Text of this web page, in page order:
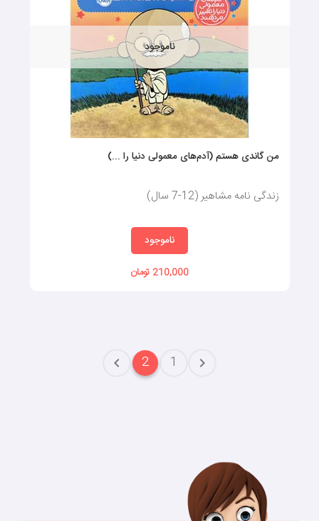
ناموجود
من گاندی هستم (آدم‌های معمولی دنیا را ...)
زندگی نامه مشاهیر (12-7 سال)
ناموجود
210,000 تومان
1
2